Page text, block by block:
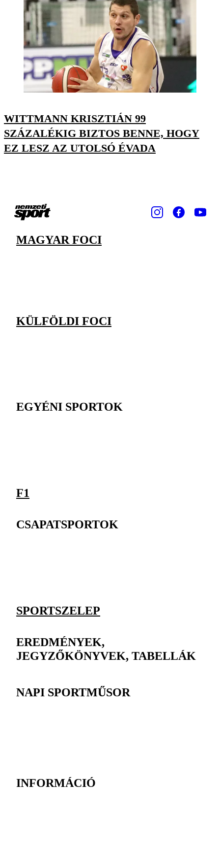
WITTMANN KRISZTIÁN 99
SZÁZALÉKIG BIZTOS BENNE, HOGY
EZ LESZ AZ UTOLSÓ ÉVADA
MAGYAR FOCI
KÜLFÖLDI FOCI
EGYÉNI SPORTOK
F1
CSAPATSPORTOK
SPORTSZELEP
EREDMÉNYEK,
JEGYZŐKÖNYVEK, TABELLÁK
NAPI SPORTMŰSOR
INFORMÁCIÓ